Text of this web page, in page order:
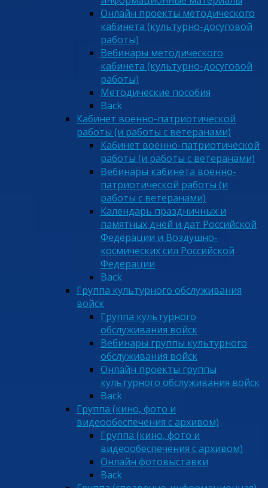
Онлайн проекты методического
кабинета (культурно-досуговой
работы)
Вебинары методического
кабинета (культурно-досуговой
работы)
Методические пособия
Back
Кабинет военно-патриотической
работы (и работы с ветеранами)
Кабинет военно-патриотической
работы (и работы с ветеранами)
Вебинары кабинета военно-
патриотической работы (и
работы с ветеранами)
Календарь праздничных и
памятных дней и дат Российской
Федерации и Воздушно-
космических сил Российской
Федерации
Back
Группа культурного обслуживания
войск
Группа культурного
обслуживания войск
Вебинары группы культурного
обслуживания войск
Онлайн проекты группы
культурного обслуживания войск
Back
Группа (кино, фото и
видеообеспечения с архивом)
Группа (кино, фото и
видеообеспечения с архивом)
Онлайн фотовыставки
Back